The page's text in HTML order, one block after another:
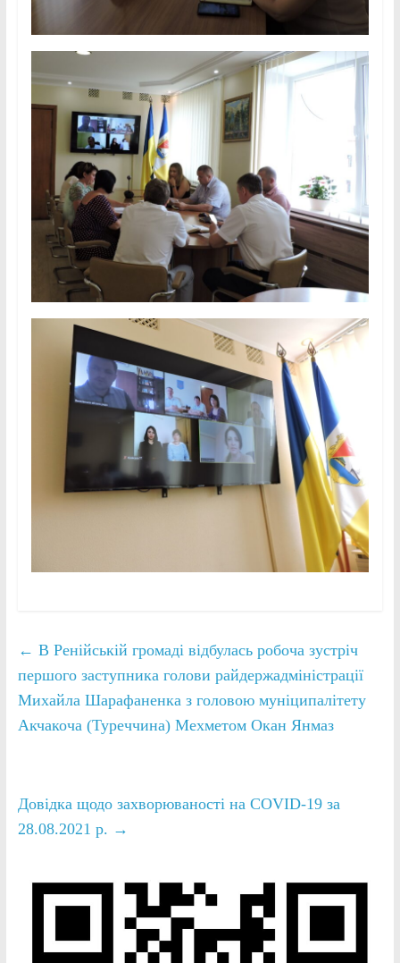
← В Ренійській громаді відбулась робоча зустріч
першого заступника голови райдержадміністрації
Михайла Шарафаненка з головою муніципалітету
Акчакоча (Туреччина) Мехметом Окан Янмаз
Довідка щодо захворюваності на COVID-19 за
28.08.2021 р. →